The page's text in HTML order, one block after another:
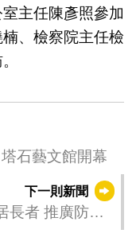
主任陳彥照參加
、檢察院主任檢
石藝文館開幕
下一則新聞
長者 推廣防罪